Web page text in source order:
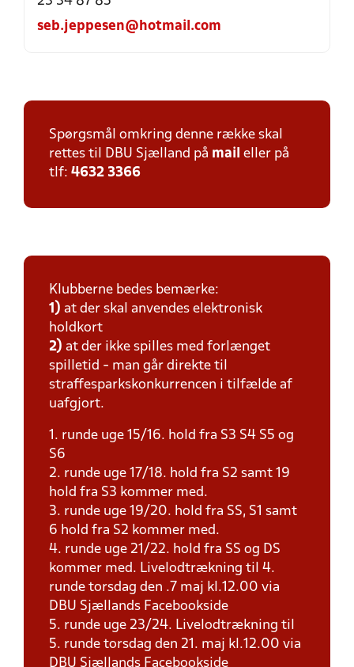
seb.jeppesen@hotmail.com
Spørgsmål omkring denne række skal
rettes til DBU Sjælland på mail eller på
tlf: 4632 3366
Klubberne bedes bemærke:
1) at der skal anvendes elektronisk
holdkort
2) at der ikke spilles med forlænget
spilletid - man går direkte til
straffesparkskonkurrencen i tilfælde af
uafgjort.
1. runde uge 15/16. hold fra S3 S4 S5 og
S6
2. runde uge 17/18. hold fra S2 samt 19
hold fra S3 kommer med.
3. runde uge 19/20. hold fra SS, S1 samt
6 hold fra S2 kommer med.
4. runde uge 21/22. hold fra SS og DS
kommer med. Livelodtrækning til 4.
runde torsdag den .7 maj kl.12.00 via
DBU Sjællands Facebookside
5. runde uge 23/24. Livelodtrækning til
5. runde torsdag den 21. maj kl.12.00 via
DBU Sjællands Facebookside